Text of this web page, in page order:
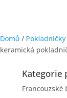
Domů /
keramická
Kategorie
Francouzské